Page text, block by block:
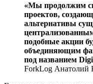
«Мы продолжим
проектов,
альтернативы
подобные акции
объединяющим
под названием
ForkLog Анатолий